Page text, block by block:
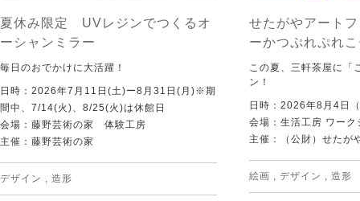
夏休み限定 UVレジンでつくるオ
ーシャンミラー
毎日のおでかけに大活躍！
日時：2026年7月11日(土)ー8月31日(月)※期
間中、7/14(火)、8/25(火)は休館日
会場：藤野芸術の家 体験工房
主催：藤野芸術の家
デザイン , 造形
せたがやアート
ーかつぷれぷれ
この夏、三軒茶屋に「
ン！
日時：2026年8月4日
会場：生活工房 ワー
主催：（公財）せたが
絵画 , デザイン , 造形